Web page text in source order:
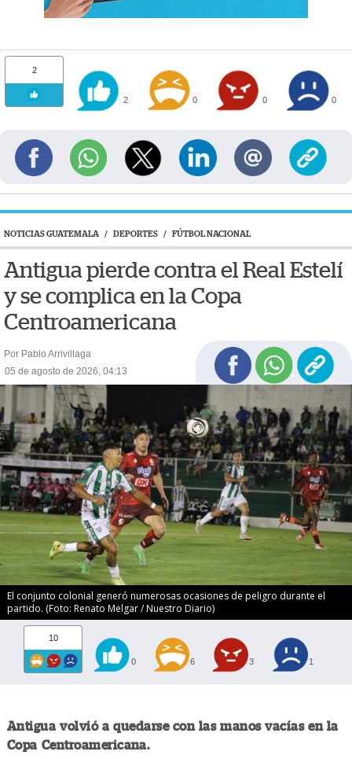
2
2 0 0 0
NOTICIAS GUATEMALA / DEPORTES / FÚTBOL NACIONAL
Antigua pierde contra el Real Estelí
y se complica en la Copa
Centroamericana
Por Pablo Arrivillaga
05 de agosto de 2026, 04:13
El conjunto colonial generó numerosas ocasiones de peligro durante el
partido. (Foto: Renato Melgar / Nuestro Diario)
10
0 6 3 1
Antigua volvió a quedarse con las manos vacías en la
Copa Centroamericana.